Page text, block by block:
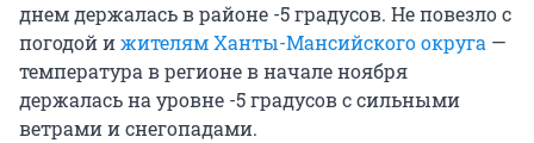
днем держалась в районе -5 градусов. Не повезло с
погодой ижителям Ханты-Мансийского округа —
температура в регионе в начале ноября
держалась на уровне -5 градусов с сильными
ветрами и снегопадами.